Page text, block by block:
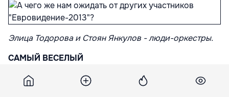
Элица Тодорова и Стоян Янкулов - люди-оркестры.
CАМЫЙ ВЕСЕЛЫЙ
Хирург с Мальты пошел петь за компанию - и
победил